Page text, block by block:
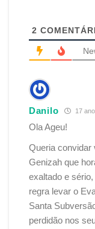
2
Danilo 17
Ola Ageu!
Queria convidar
Genizah que
exaltado e
regra levar o
Santa
perdidão nos